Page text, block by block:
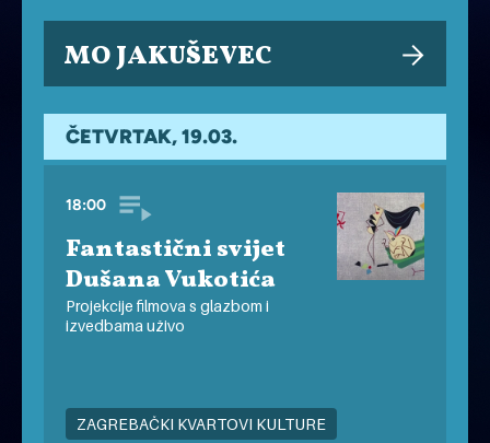
MO JAKUŠEVEC
ČETVRTAK, 19.03.
18:00
Fantastični svijet
Dušana Vukotića
Projekcije filmova s glazbom i
izvedbama uživo
ZAGREBAČKI KVARTOVI KULTURE